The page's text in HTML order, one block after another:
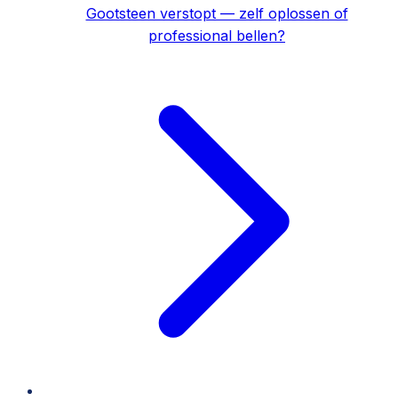
Gootsteen verstopt — zelf oplossen of
professional bellen?